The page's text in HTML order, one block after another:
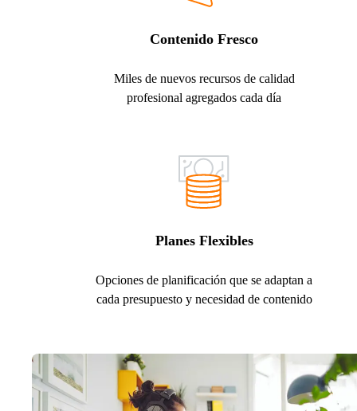
Contenido Fresco
Miles de nuevos recursos de calidad
profesional agregados cada día
Planes Flexibles
Opciones de planificación que se adaptan a
cada presupuesto y necesidad de contenido